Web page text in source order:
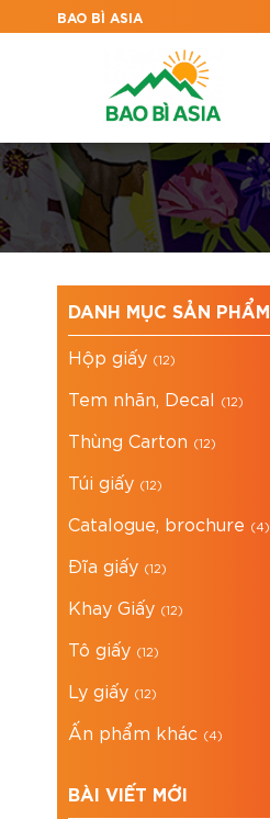
BAO BÌ ASIA
DANH MỤC SẢN PHẨM
Hộp giấy (12)
Tem nhãn, Decal (12)
Thùng Carton (12)
Túi giấy (12)
Catalogue, brochure (4)
Đĩa giấy (12)
Khay Giấy (12)
Tô giấy (12)
Ly giấy (12)
Ấn phẩm khác (4)
BÀI VIẾT MỚI